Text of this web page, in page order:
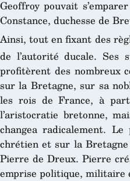
Geoffroy pouvait
Constance, duchesse de
Ainsi, tout en fixant des
de l’autorité ducale. Ses
profitèrent des nombreux
sur la Bretagne, sur sa
les rois de France, à
l’aristocratie bretonne,
changea radicalement.
chrétien et sur la
Pierre de Dreux. Pierre
emprise politique, militaire